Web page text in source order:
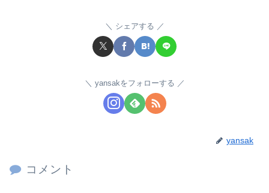
シェアする
yansakをフォローする
yansak
コメント